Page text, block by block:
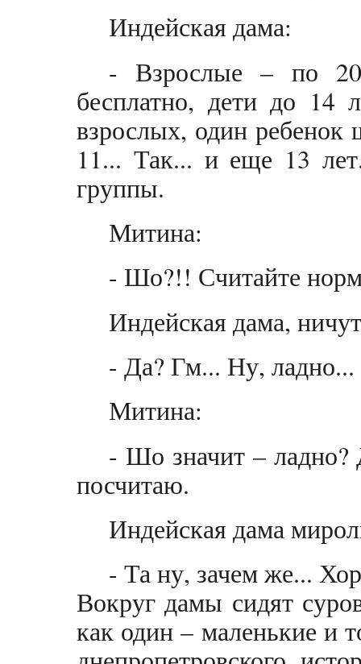
Индейская дама:
- Взрослые – по
бесплатно, дети до 14
взрослых, один ребенок
11... Так... и еще 13
группы.
Митина:
- Шо?!! Считайте
Индейская дама,
- Да? Гм... Ну, ладно...
Митина:
- Шо значит – ладно?
посчитаю.
Индейская дама
- Та ну, зачем же...
Вокруг дамы сидят
как один – маленькие и